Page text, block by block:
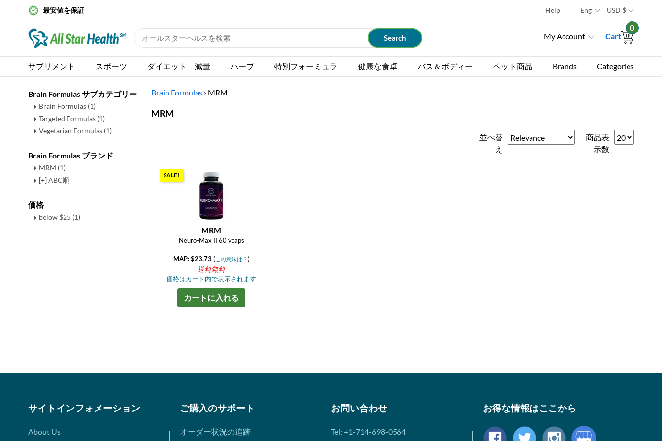
最安値を保証 Help Eng USD $
My Account Cart
0
サプリメント スポーツ ダイエット 減量 ハーブ 特別フォーミュラ 健康な食卓 バス＆ボディー ペット商品 Brands Categories
Brain Formulas サブカテゴリー
Brain Formulas (1)
Targeted Formulas (1)
Vegetarian Formulas (1)
Brain Formulas ブランド
MRM (1)
[+] ABC順
価格
below $25 (1)
Brain Formulas › MRM
MRM
並べ替
え
商品表
示数
SALE!
MRM
Neuro-Max II 60 vcaps
MAP: $23.73 (この意味は？ )
送料無料
価格はカート内で表示されます
カートに入れる
サイトインフォメーション
About Us
ご購入のサポート
オーダー状況の追跡
お問い合わせ
Tel: +1-714-698-0564
お得な情報はここから